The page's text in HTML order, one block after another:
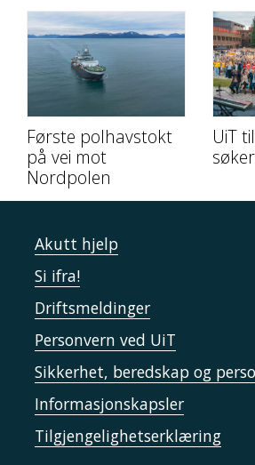
Første polhavstokt
på vei mot
Nordpolen
UiT
Akutt hjelp
Si ifra!
Driftsmeldinger
Personvern ved UiT
Sikkerhet, beredskap og
Informasjonskapsler
Tilgjengelighetserklæring